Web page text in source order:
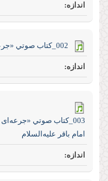
002_كتاب صوتي «جرعه‌ای از دریای راز»_ مقدمه نگارنده
003_كتاب صوتي
امام باقر علیه‌السلام